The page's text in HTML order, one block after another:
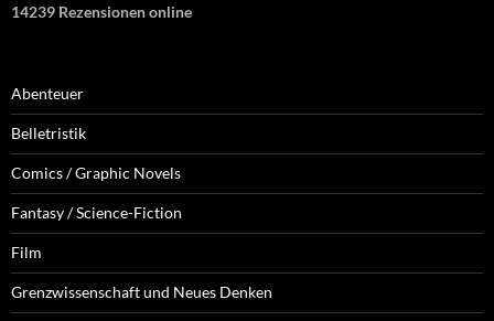
14239 Rezensionen online
Abenteuer
Belletristik
Comics / Graphic Novels
Fantasy / Science-Fiction
Film
Grenzwissenschaft und Neues Denken